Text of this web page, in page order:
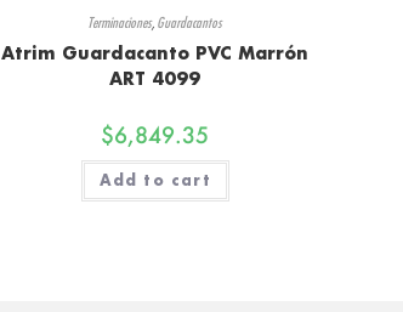
Terminaciones, Guardacantos
Atrim Guardacanto PVC Marrón
ART 4099
$6,849.35
Add to cart